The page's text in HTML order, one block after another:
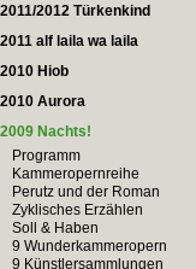
2011/2012 Türkenkind
2011 alf laila wa laila
2010 Hiob
2010 Aurora
2009 Nachts!
Programm
Kammeropernreihe
Perutz und der Roman
Zyklisches Erzählen
Soll & Haben
9 Wunderkammeropern
9 Künstlersammlungen